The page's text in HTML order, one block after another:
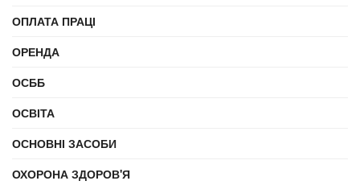
ОПЛАТА ПРАЦІ
ОРЕНДА
ОСББ
ОСВІТА
ОСНОВНІ ЗАСОБИ
ОХОРОНА ЗДОРОВ'Я